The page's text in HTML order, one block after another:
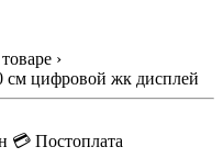
›
см цифровой жк дисплей
💳 Постоплата